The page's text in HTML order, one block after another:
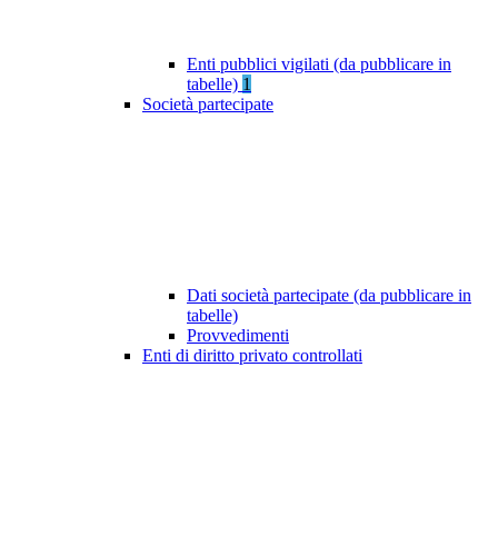
Enti pubblici vigilati (da pubblicare in
tabelle) 1
Società partecipate
Dati società partecipate (da pubblicare in
tabelle)
Provvedimenti
Enti di diritto privato controllati